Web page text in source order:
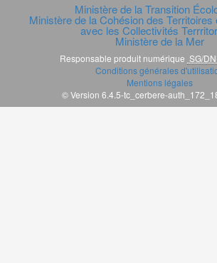
Ministère de la Transition
Ministère de la Cohésion des Territoires
avec les Collectivités
Ministère de la Mer
Responsable produit numérique SG/
Conditions générales
Mentions légales
© Version 6.4.5-tc_cerbere-